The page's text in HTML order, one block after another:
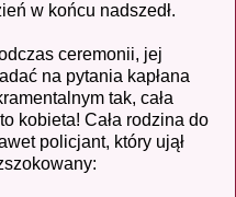
w końcu nadszedł.
ceremonii, jej
na pytania kapłana
tak, cała
kobieta! Cała rodzina do
policjant, który ujął